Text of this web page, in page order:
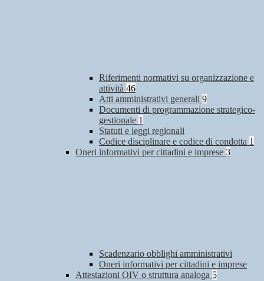
Riferimenti normativi su organizzazione e
attività 46
Atti amministrativi generali 9
Documenti di programmazione strategico-
gestionale 1
Statuti e leggi regionali
Codice disciplinare e codice di condotta 1
Oneri informativi per cittadini e imprese 3
Scadenzario obblighi amministrativi
Oneri informativi per cittadini e imprese
Attestazioni OIV o struttura analoga 5